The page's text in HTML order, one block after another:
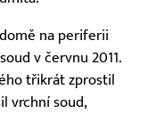
na periferii
v červnu 2011.
třikrát zprostil
vrchní soud,